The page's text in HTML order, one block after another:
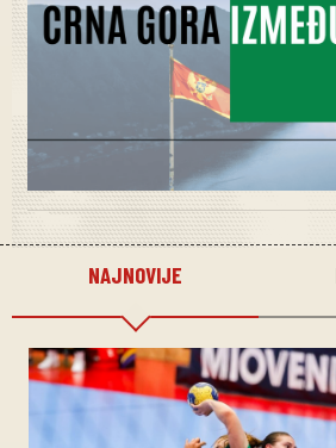
NAJNOVIJE